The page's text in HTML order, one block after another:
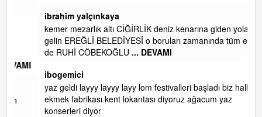
ibrahim yalçınkaya
kemer mezarlık altı CİĞİRLİK deniz kenarına giden yola
gelin EREĞLİ BELEDİYESİ o boruları zamanında tüm ereğli
de RUHİ CÖBEKOĞLU... DEVAMI
ibogemici
yaz geldi layyy layyy layy lom festivalleri başladı biz halk
ekmek fabrikası kent lokantası diyoruz ağacum yaz
konserleri diyor